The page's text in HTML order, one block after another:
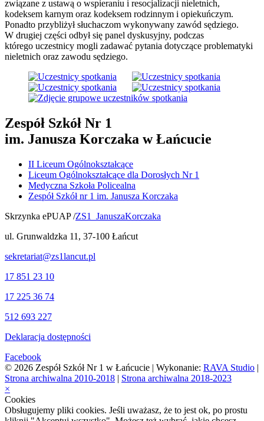
związane z ustawą o wspieraniu i resocjalizacji nieletnich,
kodeksem karnym oraz kodeksem rodzinnym i opiekuńczym.
Ponadto przybliżył słuchaczom wykonywany zawód sędziego.
W drugiej części odbył się panel dyskusyjny, podczas
którego uczestnicy mogli zadawać pytania dotyczące problematyki
nieletnich oraz zawodu sędziego.
Zespół Szkół Nr 1
im. Janusza Korczaka w Łańcucie
II Liceum Ogólnokształcące
Liceum Ogólnokształcące dla Dorosłych Nr 1
Medyczna Szkoła Policealna
Zespół Szkół nr 1 im. Janusza Korczaka
Skrzynka ePUAP /ZS1_JanuszaKorczaka
ul. Grunwaldzka 11, 37-100 Łańcut
sekretariat@zs1lancut.pl
17 851 23 10
17 225 36 74
512 693 227
Deklaracja dostępności
Facebook
© 2026 Zespół Szkół Nr 1 w Łańcucie | Wykonanie: RAVA Studio |
Strona archiwalna 2010-2018 | Strona archiwalna 2018-2023
×
Cookies
Obsługujemy pliki cookies. Jeśli uważasz, że to jest ok, po prostu